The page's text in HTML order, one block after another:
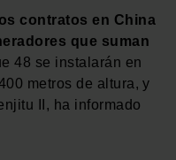
contratos en China
que suman
48 se instalarán en
metros de altura, y
II, ha informado